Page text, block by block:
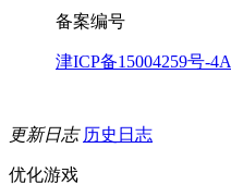
备案编号
津ICP备15004259号-4A
更新日志 历史日志
优化游戏